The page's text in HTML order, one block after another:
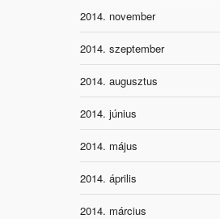
2014. november
2014. szeptember
2014. augusztus
2014. június
2014. május
2014. április
2014. március